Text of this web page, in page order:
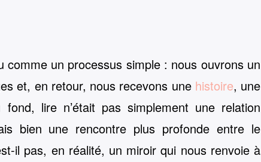
comme un processus simple : nous ouvrons un
et, en retour, nous recevons une histoire, une
lire n’était pas simplement une relation
bien une rencontre plus profonde entre le
il pas, en réalité, un miroir qui nous renvoie à